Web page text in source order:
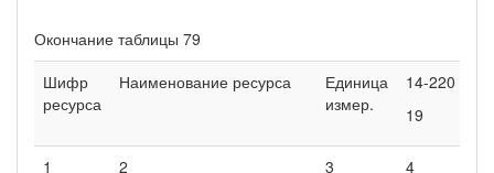
Окончание таблицы 79
Шифр
ресурса
Наименование ресурса
Единица
измер.
14-220
19
1 2 3 4